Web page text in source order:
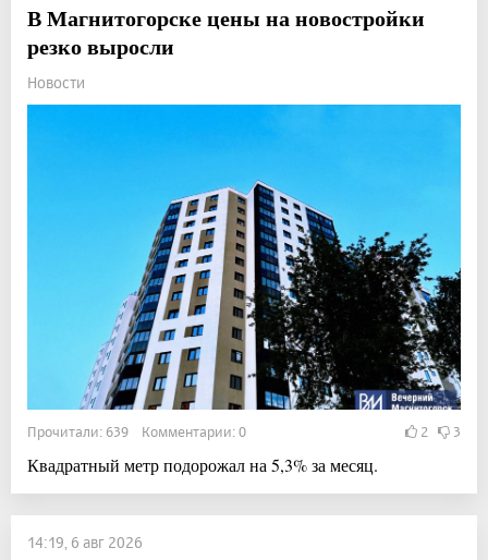
В Магнитогорске цены на новостройки
резко выросли
Новости
Прочитали: 639 Комментарии: 0 2 3
Квадратный метр подорожал на 5,3% за месяц.
14:19, 6 авг 2026